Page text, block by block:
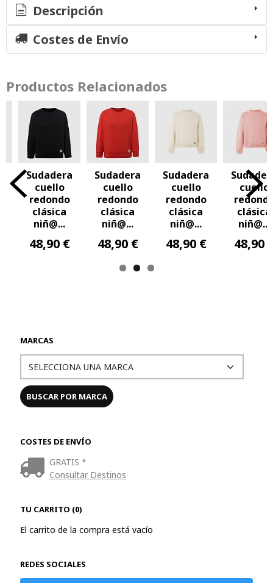
MARCAS
COSTES DE ENVÍO
GRATIS *
Consultar Destinos
TU CARRITO (0)
El carrito de la compra está vacío
REDES SOCIALES
Descripción
Costes de Envío
Productos Relacionados
Sudadera
cuello
redondo
clásica
niñ@...
48,90 €
Sudadera
cuello
redondo
clásica
niñ@...
48,90 €
Sudadera
cuello
redondo
clásica
niñ@...
48,90 €
cuello
clásica
niñ@...
48,90